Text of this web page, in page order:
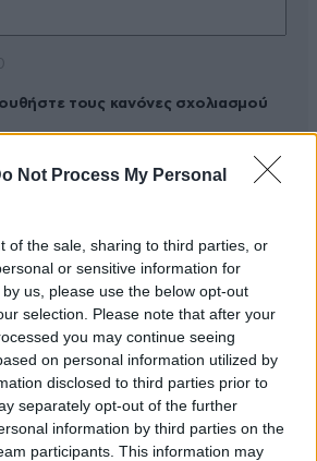
Not Process My Personal
of the sale, sharing to third parties, or
or sensitive information for
us, please use the below opt-out
selection. Please note that after your
you may continue seeing
on personal information utilized by
disclosed to third parties prior to
separately opt-out of the further
information by third parties on the
participants. This information may
τους κανόνες σχολιασμού
ΠΡΟΣΘΗΚΗ